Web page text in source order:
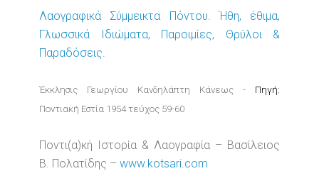
Λαογραφικά Σύμμεικτα Πόντου. Ήθη, έθιμα,
Γλωσσικά Ιδιώματα, Παροιμίες, Θρύλοι &
Παραδόσεις.
Έκκλησις Γεωργίου Κανδηλάπτη Κάνεως - Πηγή:
Ποντιακή Εστία 1954 τεύχος 59-60
Ποντι(α)κή Ιστορία & Λαογραφία – Βασίλειος
Β. Πολατίδης – www.kotsari.com